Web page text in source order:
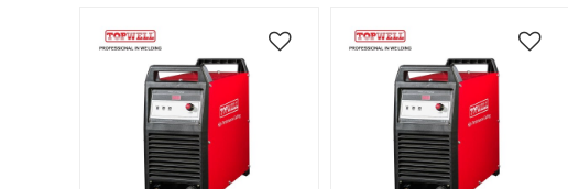
por plasma mecanizado
profesional
metales gruesos
rápidamente.